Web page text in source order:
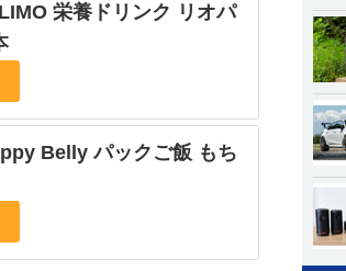
栄養ドリンク リオパ
Belly パックご飯 もち